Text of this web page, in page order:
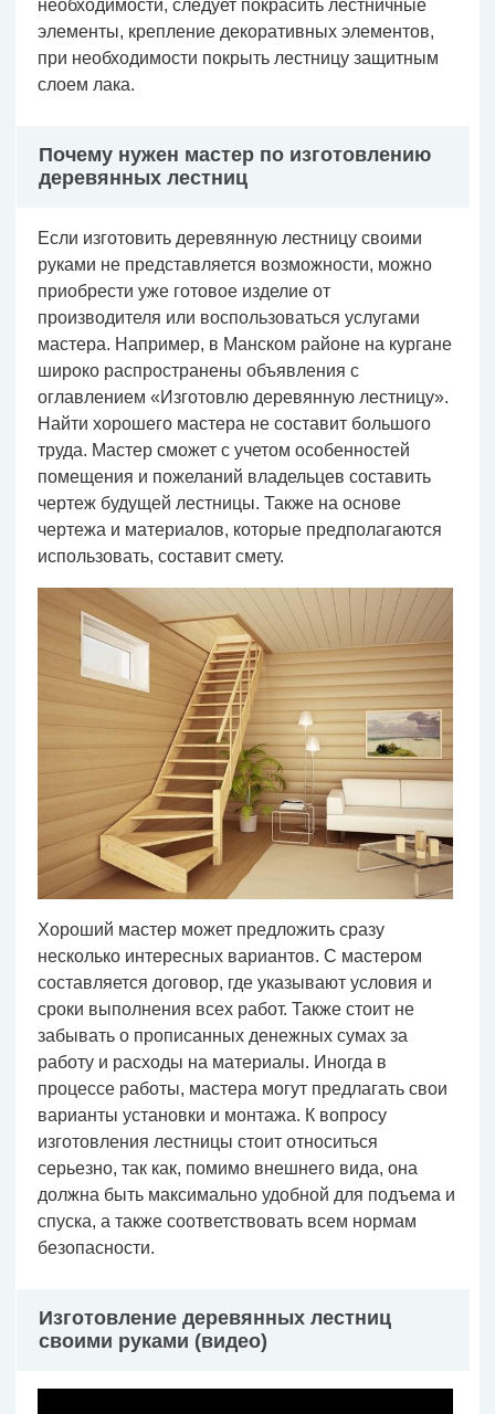
необходимости, следует покрасить лестничные
элементы, крепление декоративных элементов,
при необходимости покрыть лестницу защитным
слоем лака.
Почему нужен мастер по изготовлению
деревянных лестниц
Если изготовить деревянную лестницу своими
руками не представляется возможности, можно
приобрести уже готовое изделие от
производителя или воспользоваться услугами
мастера. Например, в Манском районе на кургане
широко распространены объявления с
оглавлением «Изготовлю деревянную лестницу».
Найти хорошего мастера не составит большого
труда. Мастер сможет с учетом особенностей
помещения и пожеланий владельцев составить
чертеж будущей лестницы. Также на основе
чертежа и материалов, которые предполагаются
использовать, составит смету.
Хороший мастер может предложить сразу
несколько интересных вариантов. С мастером
составляется договор, где указывают условия и
сроки выполнения всех работ. Также стоит не
забывать о прописанных денежных сумах за
работу и расходы на материалы. Иногда в
процессе работы, мастера могут предлагать свои
варианты установки и монтажа. К вопросу
изготовления лестницы стоит относиться
серьезно, так как, помимо внешнего вида, она
должна быть максимально удобной для подъема и
спуска, а также соответствовать всем нормам
безопасности.
Изготовление деревянных лестниц
своими руками (видео)